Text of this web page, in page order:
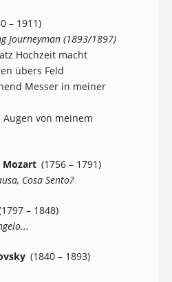
– 1911)
Journeyman (1893/1897)
Hochzeit macht
übers Feld
Messer in meiner
von meinem
Mozart (1756 – 1791)
Cosa Sento?
– 1848)
(1840 – 1893)